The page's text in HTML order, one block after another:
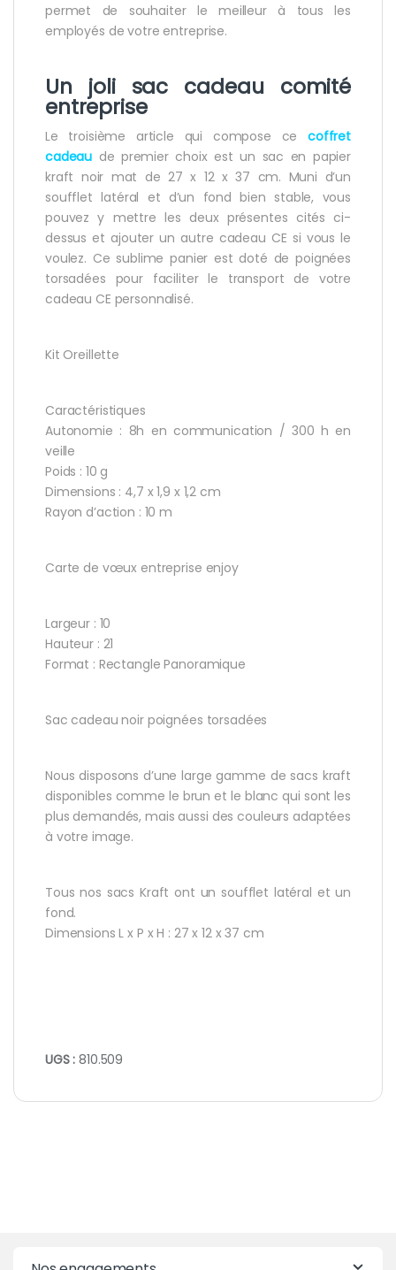
permet de souhaiter le meilleur à tous les
employés de votre entreprise.
Un joli sac cadeau comité
entreprise
Le troisième article qui compose ce coffret
cadeau de premier choix est un sac en papier
kraft noir mat de 27 x 12 x 37 cm. Muni d’un
soufflet latéral et d’un fond bien stable, vous
pouvez y mettre les deux présentes cités ci-
dessus et ajouter un autre cadeau CE si vous le
voulez. Ce sublime panier est doté de poignées
torsadées pour faciliter le transport de votre
cadeau CE personnalisé.
Kit Oreillette
Caractéristiques
Autonomie : 8h en communication / 300 h en
veille
Poids : 10 g
Dimensions : 4,7 x 1,9 x 1,2 cm
Rayon d’action : 10 m
Carte de vœux entreprise enjoy
Largeur : 10
Hauteur : 21
Format : Rectangle Panoramique
Sac cadeau noir poignées torsadées
Nous disposons d’une large gamme de sacs kraft
disponibles comme le brun et le blanc qui sont les
plus demandés, mais aussi des couleurs adaptées
à votre image.
Tous nos sacs Kraft ont un soufflet latéral et un
fond.
Dimensions L x P x H : 27 x 12 x 37 cm
UGS :810.509